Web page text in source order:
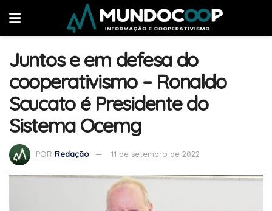
Juntos e em defesa do
cooperativismo – Ronaldo
Scucato é Presidente do
Sistema Ocemg
POR Redação 11 de setembro de 2022